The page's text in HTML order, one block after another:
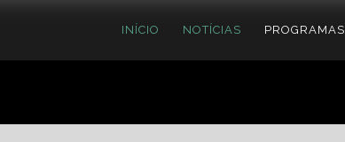
INÍCIO NOTÍCIAS PROGRAMAS